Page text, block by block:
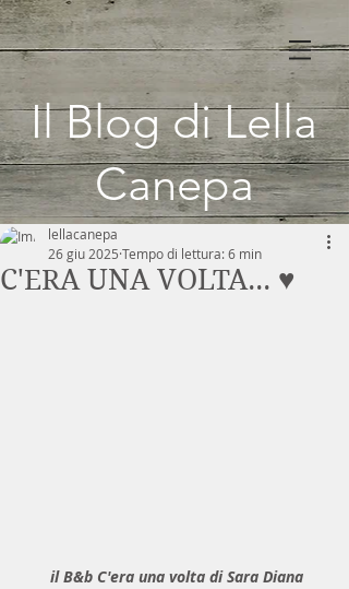
Il Blog di Lella
Canepa
C'ERA UNA VOLTA... ♥️
lellacanepa
26 giu 2025 Tempo di lettura: 6 min
il B&b C'era una volta di Sara Diana